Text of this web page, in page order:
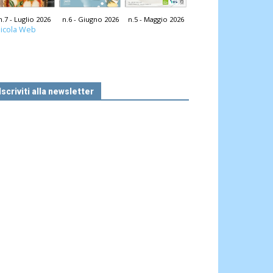
- Luglio 2026 n.6 - Giugno 2026 n.5 - Maggio 2026
Web
alla newsletter